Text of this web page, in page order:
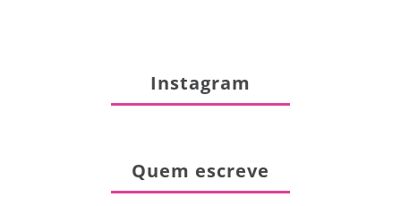
Instagram
Quem escreve